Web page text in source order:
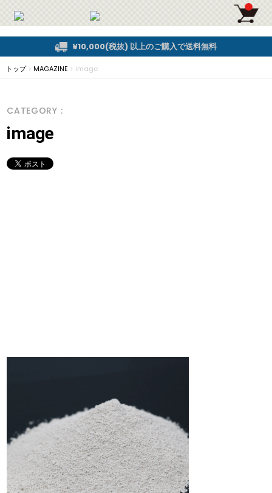
¥10,000(税抜) 以上のご購入で送料無料
トップ> MAGAZINE > image
CATEGORY :
image